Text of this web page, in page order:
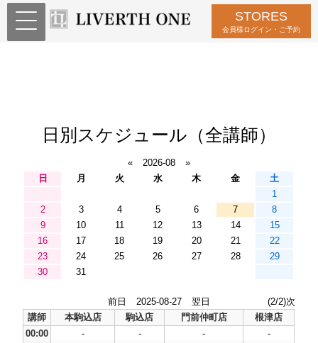
STORES
会員様ログイン・ご予約
日別スケジュール（全講師）
« 2026-08
»
日
月 火 水 木 金
土
1
2
3 4 5 6 7
8
9
10 11 12 13 14
15
16
17 18 19 20 21
22
23
24 25 26 27 28
29
30
31
前日 2025-08-27 翌日
(2/2)次
講師
本駒込店 駒込店 門前仲町店
根津店
00:00
- - -
-